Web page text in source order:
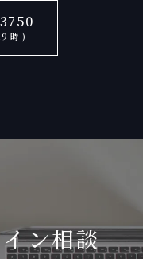
時 )
ン相談